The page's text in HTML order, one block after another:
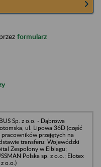
formularz
Sp. z o.o. - Dąbrowa
ul. Lipowa 36D (część
pracowników przejętych na
transferu: Wojewódzki
Zespolony w Elblagu;
Polska sp. z o.o.; Elotex
o.o.)